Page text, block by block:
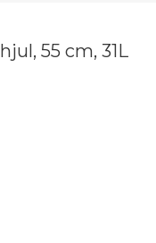
55 cm, 31L